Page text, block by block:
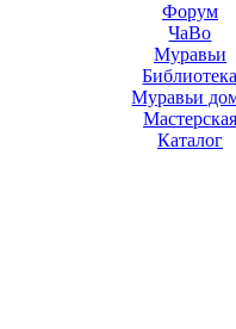
Форум
ЧаВо
Муравьи
Муравьи
Мастерская
Каталог